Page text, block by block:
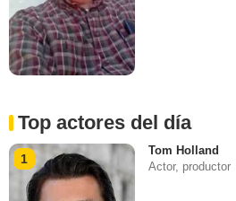
Top actores del día
1
Tom Holland
Actor, productor